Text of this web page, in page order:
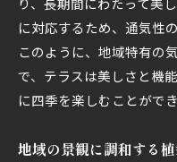
石川県野々市市で
ザイン
季節の変わり目
年中通して楽し
に対応するため、通気性
このように、地域特有の
で、テラスは美しさと機
に四季を楽しむことができ
地域の景観に調和する